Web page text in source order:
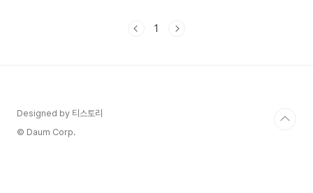
대통령 중에서는 하야를 선언하고 사임한 대통령이 3명 있습니다. 이승만 :
1
Designed by 티스토리
© Daum Corp.